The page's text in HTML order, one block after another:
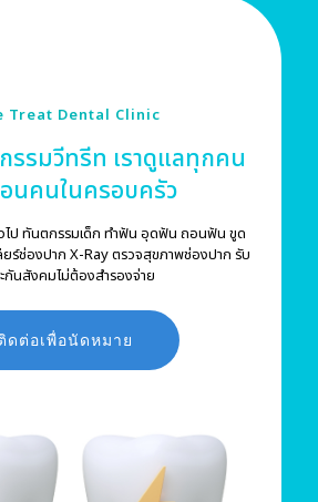
Treat Dental Clinic
รมวีทรีท เราดูแลทุกคน
นคนในครอบครัว
ไป ทันตกรรมเด็ก ทำฟัน อุดฟัน ถอนฟัน ขูด
ร์ช่องปาก X-Ray ตรวจสุขภาพช่องปาก รับ
กันสังคมไม่ต้องสำรองจ่าย
ดต่อเพื่อนัดหมาย